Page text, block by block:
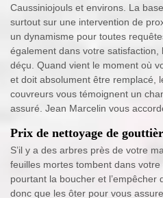
Caussiniojouls et environs. La
surtout sur une intervention de
un dynamisme pour toutes
également dans votre
déçu. Quand vient le moment où
et doit absolument être remplacé,
couvreurs vous témoignent un
assuré. Jean Marcelin vous
Prix de nettoyage de
S’il y a des arbres près de votre
feuilles mortes tombent dans
pourtant la boucher et l’empêcher
donc que les ôter pour vous